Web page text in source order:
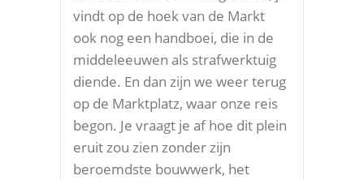
vindt op de hoek van de Markt
ook nog een handboei, die in de
middeleeuwen als strafwerktuig
diende. En dan zijn we weer terug
op de Marktplatz, waar onze reis
begon. Je vraagt je af hoe dit plein
eruit zou zien zonder zijn
beroemdste bouwwerk, het